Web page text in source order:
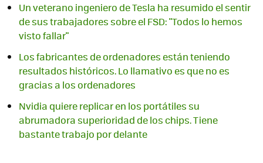
Un veterano ingeniero de Tesla ha resumido el sentir
de sus trabajadores sobre el FSD: "Todos lo hemos
visto fallar"
Los fabricantes de ordenadores están teniendo
resultados históricos. Lo llamativo es que no es
gracias a los ordenadores
Nvidia quiere replicar en los portátiles su
abrumadora superioridad de los chips. Tiene
bastante trabajo por delante